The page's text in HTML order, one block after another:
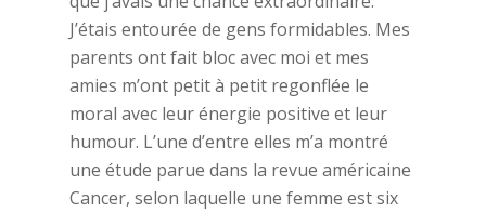
J’étais entourée de gens formidables. Mes
parents ont fait bloc avec moi et mes
amies m’ont petit à petit regonflée le
moral avec leur énergie positive et leur
humour. L’une d’entre elles m’a montré
une étude parue dans la revue américaine
Cancer, selon laquelle une femme est six